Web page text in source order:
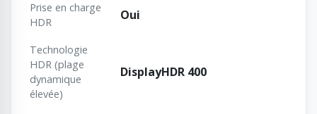
Prise en charge
HDR
Oui
Technologie
HDR (plage
dynamique
élevée)
DisplayHDR 400